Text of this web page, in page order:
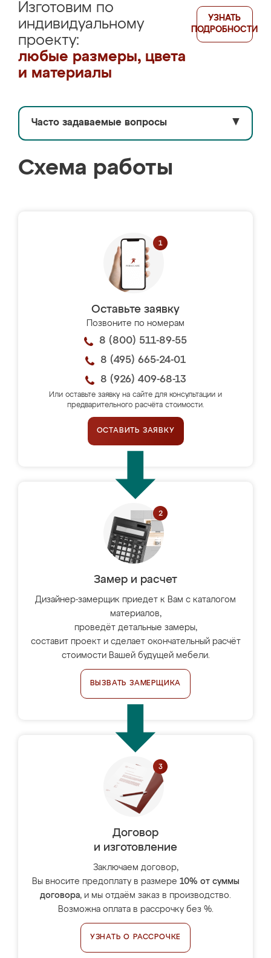
Изготовим по
индивидуальному
проекту:
любые размеры, цвета
и материалы
УЗНАТЬ
ПОДРОБНОСТИ
Часто задаваемые вопросы ▼
Схема работы
Оставьте заявку
Позвоните по номерам
8 (800) 511-89-55
8 (495) 665-24-01
8 (926) 409-68-13
Или оставьте заявку на сайте для консультации и
предварительного расчёта стоимости.
ОСТАВИТЬ ЗАЯВКУ
Замер и расчет
Дизайнер-замерщик приедет к Вам с каталогом
материалов,
проведёт детальные замеры,
составит проект и сделает окончательный расчёт
стоимости Вашей будущей мебели.
ВЫЗВАТЬ ЗАМЕРЩИКА
Договор
и изготовление
Заключаем договор,
Вы вносите предоплату в размере 10% от суммы
договора, и мы отдаём заказ в производство.
Возможна оплата в рассрочку без %.
УЗНАТЬ О РАССРОЧКЕ